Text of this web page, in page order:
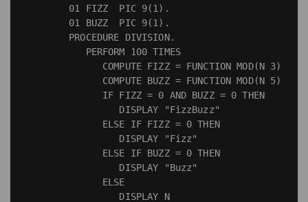
        01 FIZZ  PIC 9(1).
        01 BUZZ  PIC 9(1).
        PROCEDURE DIVISION.
           PERFORM 100 TIMES
              COMPUTE FIZZ = FUNCTION MOD(N 3)
              COMPUTE BUZZ = FUNCTION MOD(N 5)
              IF FIZZ = 0 AND BUZZ = 0 THEN
                 DISPLAY "FizzBuzz"
              ELSE IF FIZZ = 0 THEN
                 DISPLAY "Fizz"
              ELSE IF BUZZ = 0 THEN
                 DISPLAY "Buzz"
              ELSE
                 DISPLAY N